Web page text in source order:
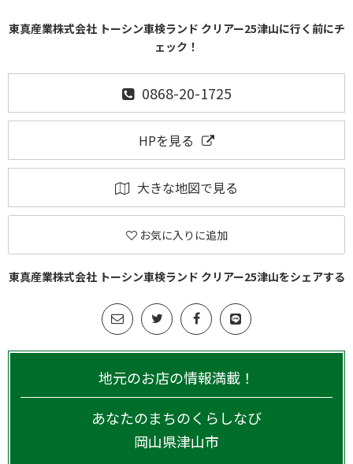
東真産業株式会社 トーシン車検ランド クリアー25津山に行く前にチ
ェック！
0868-20-1725
HPを見る
大きな地図で見る
お気に入りに追加
東真産業株式会社 トーシン車検ランド クリアー25津山をシェアする
地元のお店の情報満載！
あなたのまちのくらしなび
岡山県津山市